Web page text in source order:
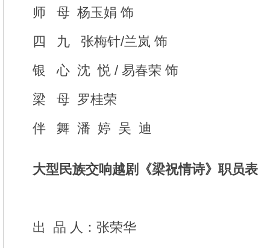
师 母 杨玉娟 饰
四 九 张梅针/兰岚 饰
银 心 沈 悦 / 易春荣 饰
梁 母 罗桂荣
伴 舞 潘 婷 吴 迪
大型民族交响越剧《梁祝情诗》职员表
出 品 人：张荣华